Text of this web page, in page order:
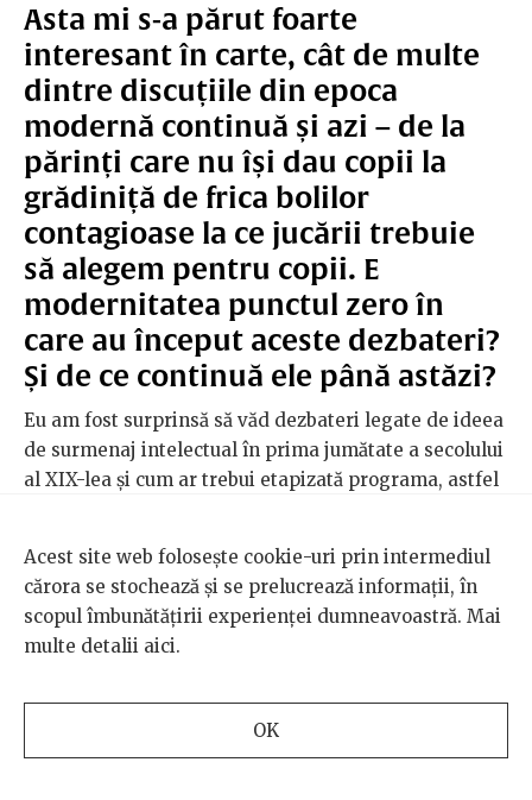
Asta mi s-a părut foarte
interesant în carte, cât de multe
dintre discuțiile din epoca
modernă continuă și azi – de la
părinți care nu își dau copii la
grădiniță de frica bolilor
contagioase la ce jucării trebuie
să alegem pentru copii. E
modernitatea punctul zero în
care au început aceste dezbateri?
Și de ce continuă ele până astăzi?
Eu am fost surprinsă să văd dezbateri legate de ideea
de surmenaj intelectual în prima jumătate a secolului
al XIX-lea și cum ar trebui etapizată programa, astfel
care ea a gestionat aceste probleme sunt o inovație a
epocii respective. Modernizarea copilăriei pe mine
m-a dus cu gândul la un palimpsest, adică un soi de
manuscris vechi, pe care doar au fost scrise niște
mai vechi, scrise de felul în care lumea tradițională
Acest site web folosește cookie-uri prin intermediul
cărora se stochează și se prelucrează informații, în
scopul îmbunătățirii experienței dumneavoastră. Mai
multe detalii aici.
OK